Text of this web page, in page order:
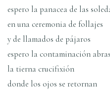
espero la panacea de las
en una ceremonia de follajes
y de llamados de pájaros
espero la contaminación
la tierna crucifixión
donde los ojos se retornan